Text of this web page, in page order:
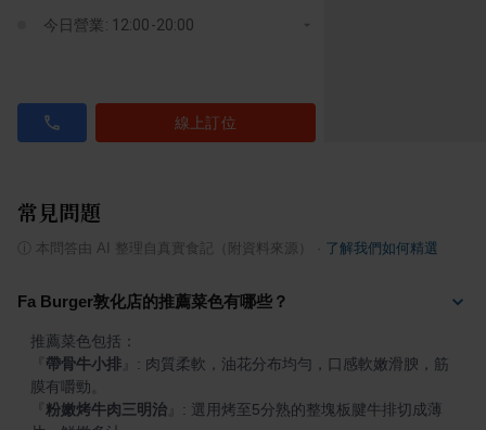
今日營業: 12:00-20:00
線上訂位
常見問題
本問答由 AI 整理自真實食記（附資料來源） 了解我們如何精選
Fa Burger敦化店的推薦菜色有哪些？
帶骨牛小排
: 肉質柔軟，油花分布均勻，口感軟嫩滑腴，筋
粉嫩烤牛肉三明治
: 選用烤至5分熟的整塊板腱牛排切成薄